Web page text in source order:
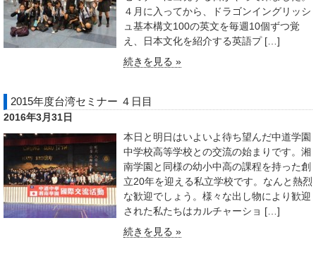
４月に入ってから、ドラゴンイングリッシ
ュ基本構文100の英文を毎週10個ずつ覚
え、日本文化を紹介する英語プ […]
続きを見る »
2015年度台湾セミナー ４日目
2016年3月31日
本日と明日はいよいよ待ち望んだ中道学園
中学校高等学校との交流の始まりです。湘
南学園と同様の幼小中高の課程を持った創
立20年を迎える私立学校です。なんと熱烈
な歓迎でしょう。様々な出し物により歓迎
された私たちはカルチャーショ […]
続きを見る »